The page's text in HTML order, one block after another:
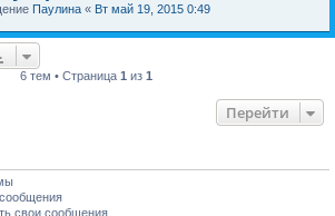
Паулина « Вт май 19, 2015 0:49
6 тем • Страница 1 из 1
Перейти
свои сообщения